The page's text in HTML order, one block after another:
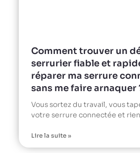
Comment trouver un
serrurier fiable et
réparer ma serrure
sans me faire arnaquer
Vous sortez du travail, vous
votre serrure connectée et
Lire la suite »